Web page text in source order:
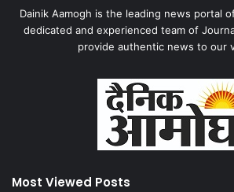
Dainik Aamogh is the leading news portal
dedicated and experienced team of
provide authentic news to our
Most Viewed Posts